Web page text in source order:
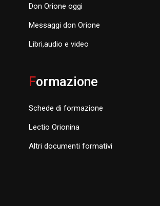
Don Orione oggi
Messaggi don Orione
Libri,audio e video
Formazione
Schede di formazione
Lectio Orionina
Altri documenti formativi